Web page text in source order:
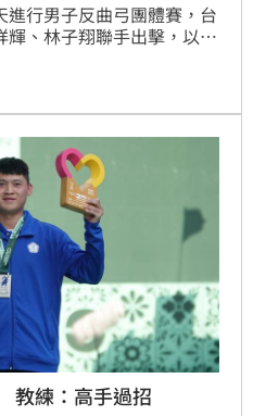
行男子反曲弓團體賽，台
、林子翔聯手出擊，以5
教練：高手過招